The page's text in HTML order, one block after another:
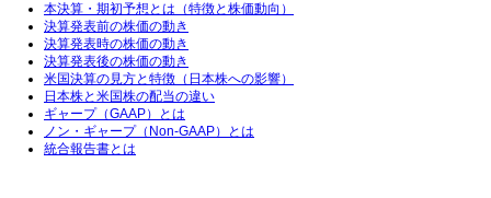
本決算・期初予想とは（特徴と株価動向）
決算発表前の株価の動き
決算発表時の株価の動き
決算発表後の株価の動き
米国決算の見方と特徴（日本株への影響）
日本株と米国株の配当の違い
ギャープ（GAAP）とは
ノン・ギャープ（Non-GAAP）とは
統合報告書とは